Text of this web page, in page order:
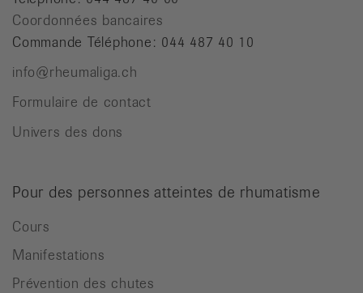
Coordonnées bancaires
Commande Téléphone: 044 487 40 10
info@rheumaliga.ch
Formulaire de contact
Univers des dons
Pour des personnes atteintes de rhumatisme
Cours
Manifestations
Prévention des chutes